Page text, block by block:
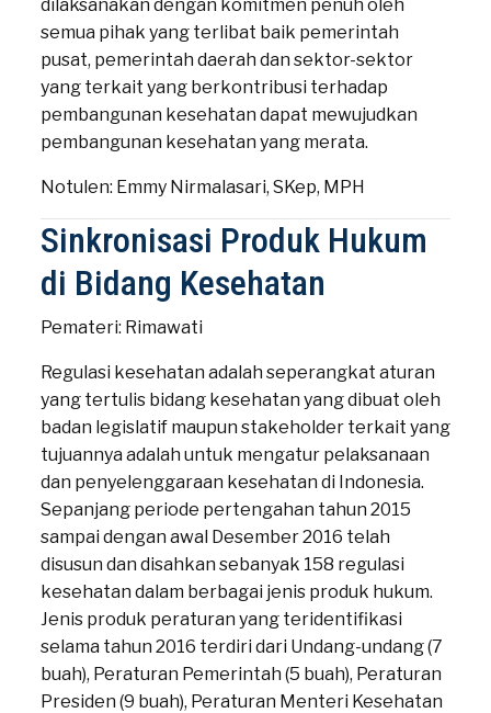
dilaksanakan dengan komitmen penuh oleh
semua pihak yang terlibat baik pemerintah
pusat, pemerintah daerah dan sektor-sektor
yang terkait yang berkontribusi terhadap
pembangunan kesehatan dapat mewujudkan
pembangunan kesehatan yang merata.
Notulen: Emmy Nirmalasari, SKep, MPH
Sinkronisasi Produk Hukum
di Bidang Kesehatan
Pemateri: Rimawati
Regulasi kesehatan adalah seperangkat aturan
yang tertulis bidang kesehatan yang dibuat oleh
badan legislatif maupun stakeholder terkait yang
tujuannya adalah untuk mengatur pelaksanaan
dan penyelenggaraan kesehatan di Indonesia.
Sepanjang periode pertengahan tahun 2015
sampai dengan awal Desember 2016 telah
disusun dan disahkan sebanyak 158 regulasi
kesehatan dalam berbagai jenis produk hukum.
Jenis produk peraturan yang teridentifikasi
selama tahun 2016 terdiri dari Undang-undang (7
buah), Peraturan Pemerintah (5 buah), Peraturan
Presiden (9 buah), Peraturan Menteri Kesehatan